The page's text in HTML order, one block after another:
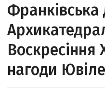
Франківська
Воскресіння
нагоди